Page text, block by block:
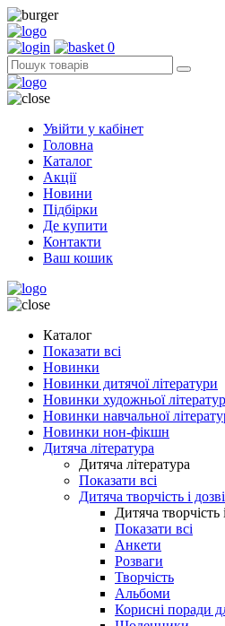
0
Увійти у кабінет
Головна
Каталог
Акції
Новини
Підбірки
Де купити
Контакти
Ваш кошик
Каталог
Показати всі
Новинки
Новинки дитячої літератури
Новинки художньої
Новинки навчальної
Новинки нон-фікшн
Дитяча література
Дитяча література
Показати всі
Дитяча творчість і
Дитяча творчість
Показати всі
Анкети
Розваги
Творчість
Альбоми
Корисні поради